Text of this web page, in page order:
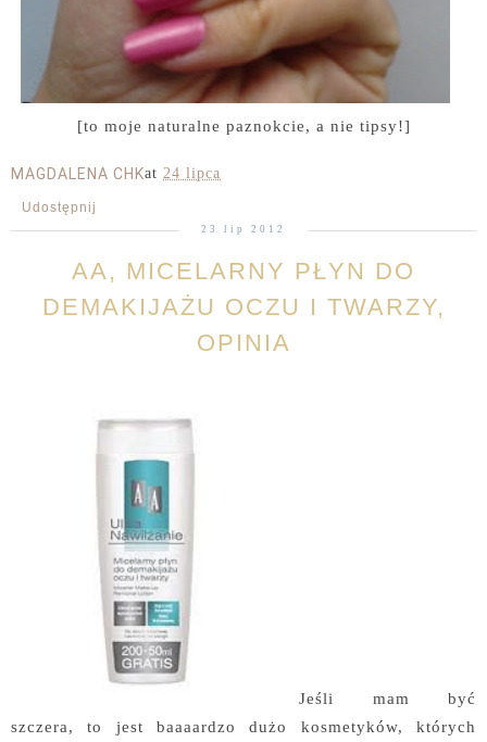
[to moje naturalne paznokcie, a nie tipsy!]
MAGDALENA CHKat 24 lipca
Udostępnij
23 lip 2012
AA, MICELARNY PŁYN DO
DEMAKIJAŻU OCZU I TWARZY,
OPINIA
Jeśli mam być
szczera, to jest baaaardzo dużo kosmetyków, których